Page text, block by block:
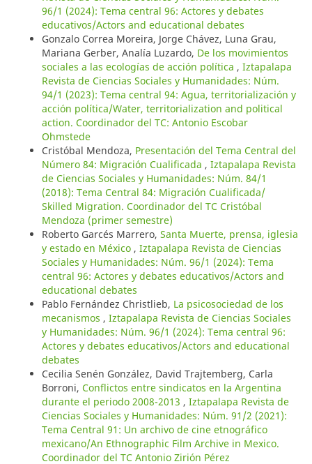
96/1 (2024): Tema central 96: Actores y debates
educativos/Actors and educational debates
Gonzalo Correa Moreira, Jorge Chávez, Luna Grau,
Mariana Gerber, Analía Luzardo, De los movimientos
sociales a las ecologías de acción política , Iztapalapa
Revista de Ciencias Sociales y Humanidades: Núm.
94/1 (2023): Tema central 94: Agua, territorialización y
acción política/Water, territorialization and political
action. Coordinador del TC: Antonio Escobar
Ohmstede
Cristóbal Mendoza, Presentación del Tema Central del
Número 84: Migración Cualificada , Iztapalapa Revista
de Ciencias Sociales y Humanidades: Núm. 84/1
(2018): Tema Central 84: Migración Cualificada/
Skilled Migration. Coordinador del TC Cristóbal
Mendoza (primer semestre)
Roberto Garcés Marrero, Santa Muerte, prensa, iglesia
y estado en México , Iztapalapa Revista de Ciencias
Sociales y Humanidades: Núm. 96/1 (2024): Tema
central 96: Actores y debates educativos/Actors and
educational debates
Pablo Fernández Christlieb, La psicosociedad de los
mecanismos , Iztapalapa Revista de Ciencias Sociales
y Humanidades: Núm. 96/1 (2024): Tema central 96:
Actores y debates educativos/Actors and educational
debates
Cecilia Senén González, David Trajtemberg, Carla
Borroni, Conflictos entre sindicatos en la Argentina
durante el periodo 2008-2013 , Iztapalapa Revista de
Ciencias Sociales y Humanidades: Núm. 91/2 (2021):
Tema Central 91: Un archivo de cine etnográfico
mexicano/An Ethnographic Film Archive in Mexico.
Coordinador del TC Antonio Zirión Pérez